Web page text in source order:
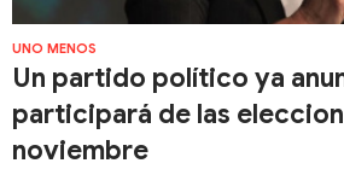
UNO MENOS
Un partido político ya
participará de las
noviembre